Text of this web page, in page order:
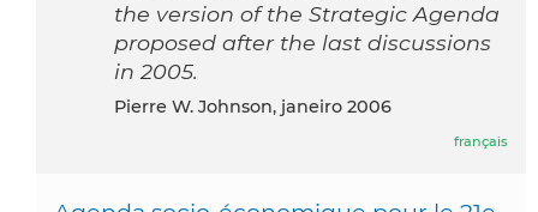
the version of the Strategic Agenda
proposed after the last discussions
in 2005.
Pierre W. Johnson, janeiro 2006
français